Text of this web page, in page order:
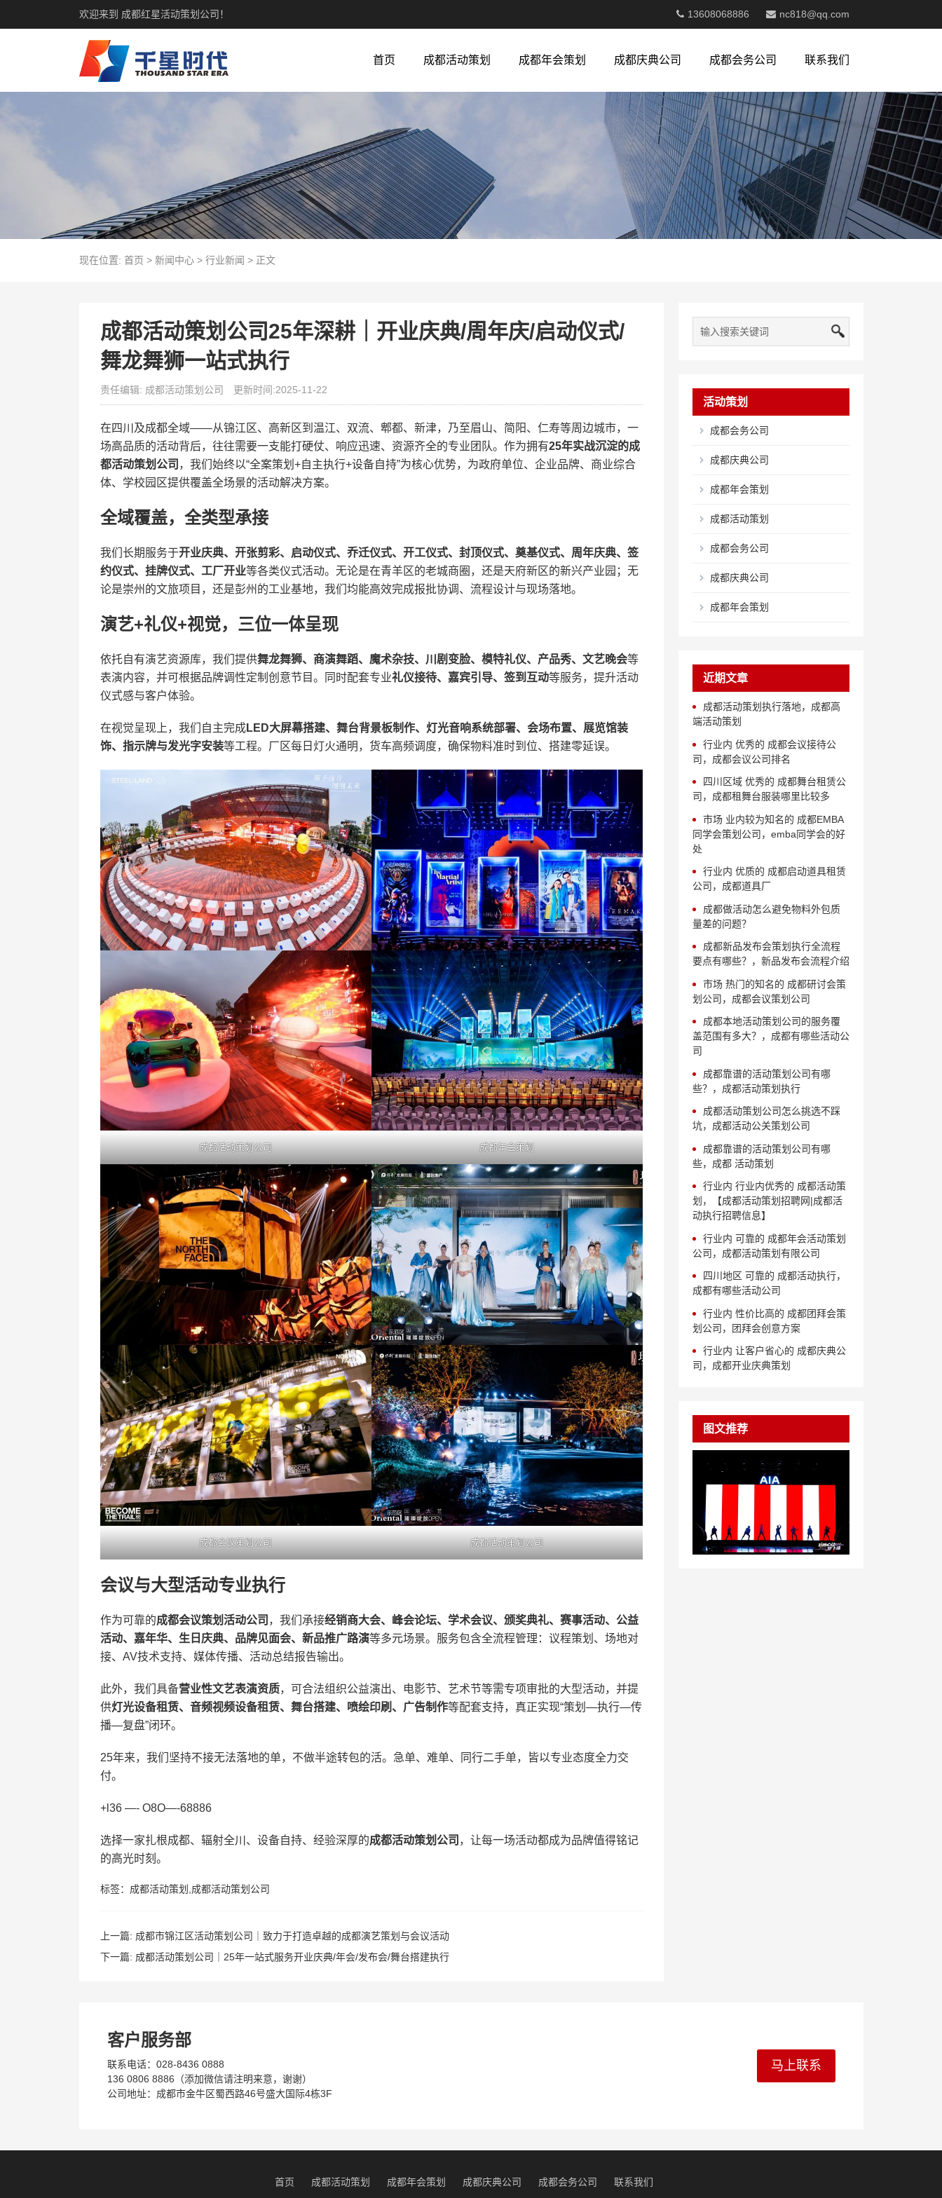
欢迎来到 成都红星活动策划公司！ 13608068886 nc818@qq.com
首页 成都活动策划 成都年会策划 成都庆典公司 成都会务公司 联系我们
现在位置: 首页 > 新闻中心> 行业新闻 > 正文
成都活动策划公司25年深耕｜开业庆典/周年庆/启动仪式/
舞龙舞狮一站式执行
责任编辑: 成都活动策划公司 更新时间:2025-11-22
在四川及成都全域——从锦江区、高新区到温江、双流、郫都、新津，乃至眉山、简阳、仁寿等周边城市，一
场高品质的活动背后，往往需要一支能打硬仗、响应迅速、资源齐全的专业团队。作为拥有25年实战沉淀的成
都活动策划公司 ，我们始终以“全案策划+自主执行+设备自持”为核心优势，为政府单位、企业品牌、商业综合
体、学校园区提供覆盖全场景的活动解决方案。
全域覆盖，全类型承接
我们长期服务于开业庆典、开张剪彩、启动仪式、乔迁仪式、开工仪式、封顶仪式、奠基仪式、周年庆典、签
约仪式、挂牌仪式、工厂开业等各类仪式活动。无论是在青羊区的老城商圈，还是天府新区的新兴产业园；无
论是崇州的文旅项目，还是彭州的工业基地，我们均能高效完成报批协调、流程设计与现场落地。
演艺+礼仪+视觉，三位一体呈现
依托自有演艺资源库，我们提供舞龙舞狮、商演舞蹈、魔术杂技、川剧变脸、模特礼仪、产品秀、文艺晚会等
表演内容，并可根据品牌调性定制创意节目。同时配套专业礼仪接待、嘉宾引导、签到互动等服务，提升活动
仪式感与客户体验。
在视觉呈现上，我们自主完成LED大屏幕搭建、舞台背景板制作、灯光音响系统部署、会场布置、展览馆装
饰、指示牌与发光字安装等工程。厂区每日灯火通明，货车高频调度，确保物料准时到位、搭建零延误。
成都活动策划公司 成都年会策划
成都会议策划公司 成都活动策划公司
会议与大型活动专业执行
作为可靠的成都会议策划活动公司 ，我们承接经销商大会、峰会论坛、学术会议、颁奖典礼、赛事活动、公益
活动、嘉年华、生日庆典、品牌见面会、新品推广路演等多元场景。服务包含全流程管理：议程策划、场地对
接、AV技术支持、媒体传播、活动总结报告输出。
此外，我们具备营业性文艺表演资质，可合法组织公益演出、电影节、艺术节等需专项审批的大型活动，并提
供灯光设备租赁、音频视频设备租赁、舞台搭建、喷绘印刷、广告制作等配套支持，真正实现“策划—执行—传
播—复盘”闭环。
25年来，我们坚持不接无法落地的单，不做半途转包的活。急单、难单、同行二手单，皆以专业态度全力交
付。
+l36 —- O8O—-68886
选择一家扎根成都、辐射全川、设备自持、经验深厚的成都活动策划公司 ，让每一场活动都成为品牌值得铭记
的高光时刻。
标签： 成都活动策划 ,成都活动策划公司
上一篇: 成都市锦江区活动策划公司｜致力于打造卓越的成都演艺策划与会议活动
下一篇: 成都活动策划公司｜25年一站式服务开业庆典/年会/发布会/舞台搭建执行
活动策划
成都会务公司
成都庆典公司
成都年会策划
成都活动策划
成都会务公司
成都庆典公司
成都年会策划
近期文章
成都活动策划执行落地，成都高
端活动策划
行业内 优秀的 成都会议接待公
司，成都会议公司排名
四川区域 优秀的 成都舞台租赁公
司，成都租舞台服装哪里比较多
市场 业内较为知名的 成都EMBA
同学会策划公司，emba同学会的好
处
行业内 优质的 成都启动道具租赁
公司，成都道具厂
成都做活动怎么避免物料外包质
量差的问题？
成都新品发布会策划执行全流程
要点有哪些？，新品发布会流程介绍
市场 热门的知名的 成都研讨会策
划公司，成都会议策划公司
成都本地活动策划公司的服务覆
盖范围有多大？，成都有哪些活动公
司
成都靠谱的活动策划公司有哪
些？，成都活动策划执行
成都活动策划公司怎么挑选不踩
坑，成都活动公关策划公司
成都靠谱的活动策划公司有哪
些，成都 活动策划
行业内 行业内优秀的 成都活动策
划，【成都活动策划招聘网|成都活
动执行招聘信息】
行业内 可靠的 成都年会活动策划
公司，成都活动策划有限公司
四川地区 可靠的 成都活动执行，
成都有哪些活动公司
行业内 性价比高的 成都团拜会策
划公司，团拜会创意方案
行业内 让客户省心的 成都庆典公
司，成都开业庆典策划
图文推荐
客户服务部
联系电话：028-8436 0888
136 0806 8886（添加微信请注明来意，谢谢）
公司地址：成都市金牛区蜀西路46号盛大国际4栋3F
马上联系
首页 成都活动策划 成都年会策划 成都庆典公司 成都会务公司 联系我们